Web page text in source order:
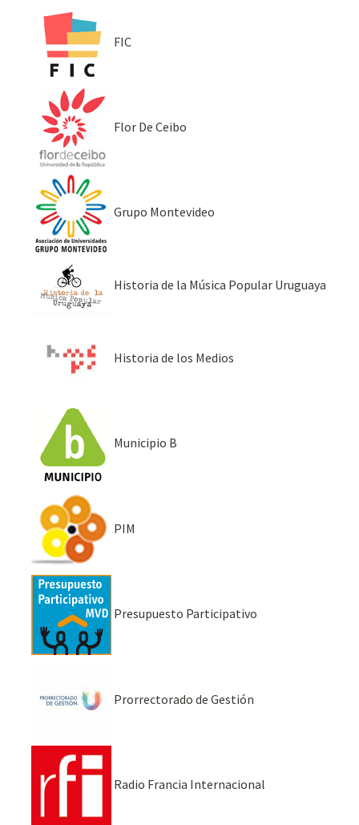
FIC
Flor De Ceibo
Grupo Montevideo
Historia de la Música Popular Uruguaya
Historia de los Medios
Municipio B
PIM
Presupuesto Participativo
Prorrectorado de Gestión
Radio Francia Internacional